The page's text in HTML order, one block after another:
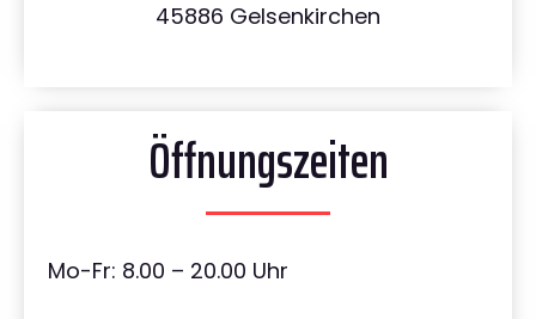
45886 Gelsenkirchen
Öffnungszeiten
Mo-Fr: 8.00 – 20.00 Uhr